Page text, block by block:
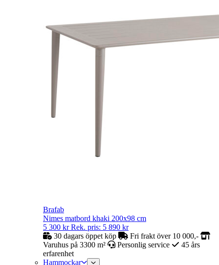
Brafab
Nimes matbord khaki 200x98 cm
5 300 kr Rek. pris: 5 890 kr
30 dagars öppet köp
Fri frakt över 10 000,-
Varuhus på 3300 m²
Personlig service
45 års
erfarenhet
Hammockar